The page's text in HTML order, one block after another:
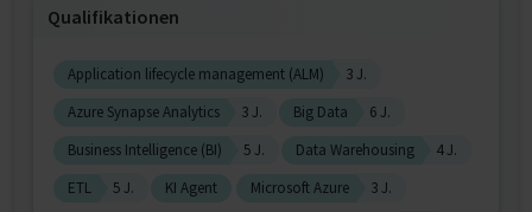
Qualifikationen
Application lifecycle management (ALM)
3 J.
Azure Synapse Analytics
3 J. Big Data
6 J.
Business Intelligence (BI)
5 J. Data Warehousing
4 J.
ETL
5 J. KI Agent Microsoft Azure
3 J.